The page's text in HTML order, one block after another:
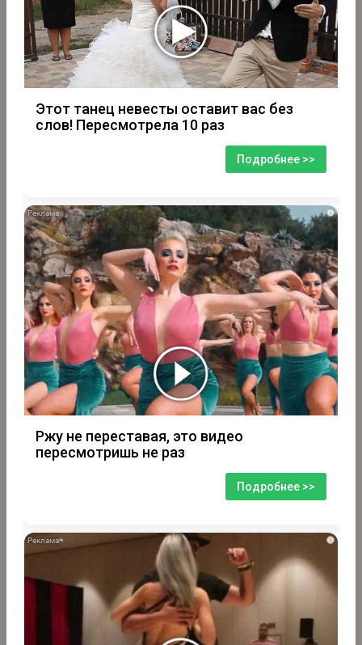
Этот танец невесты оставит вас без
слов! Пересмотрела 10 раз
Подробнее >>
i
Ржу не переставая, это видео
пересмотришь не раз
Подробнее >>
i